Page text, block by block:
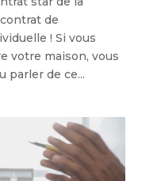
de
! Si vous
votre maison, vous
parler de ce...